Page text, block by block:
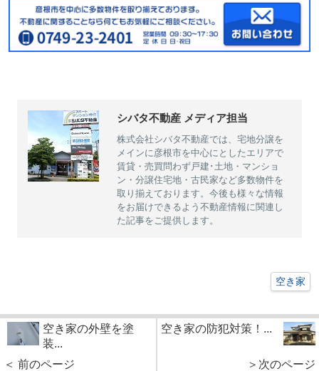
シバタ不動産 メディア担当
株式会社シバタ不動産では、宅地分譲を
メインに彦根市を中心にとしたエリアで
賃貸・売買問わず戸建･土地・マンショ
ン・分譲住宅地・古民家など多数物件を
取り揃えております。今後も様々な情報
をお届けできるよう不動産情報に関連し
た記事をご提供します。
空き家
空き家の外壁を塗
装...
＜ 前のページ
空き家の防犯対策！...
＞次のページ